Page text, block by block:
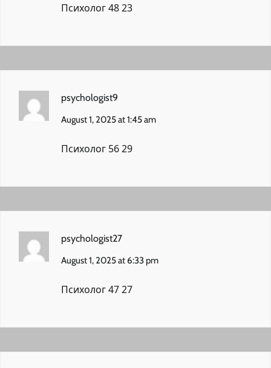
Психолог 48 23
psychologist9
August 1, 2025 at 1:45 am
Психолог 56 29
psychologist27
August 1, 2025 at 6:33 pm
Психолог 47 27